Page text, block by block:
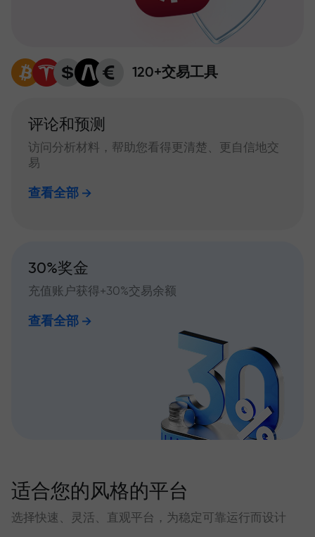
120+交易工具
评论和预测
访问分析材料，帮助您看得更清楚、更自信地交
易
查看全部
30%奖金
充值账户获得+30%交易余额
查看全部
适合您的风格的平台
选择快速、灵活、直观平台，为稳定可靠运行而设计